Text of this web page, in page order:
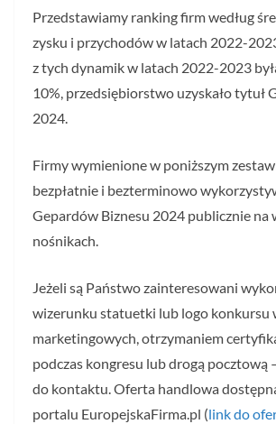
Przedstawiamy ranking firm według
zysku i przychodów w latach 2022-
z tych dynamik w latach 2022-2023
10%, przedsiębiorstwo uzyskało tytuł
2024.
Firmy wymienione w poniższym
bezpłatnie i bezterminowo
Gepardów Biznesu 2024 publicznie na
nośnikach.
Jeżeli są Państwo zainteresowani
wizerunku statuetki lub logo konkursu
marketingowych, otrzymaniem
podczas kongresu lub drogą pocztową
do kontaktu. Oferta handlowa
portalu EuropejskaFirma.pl (link do